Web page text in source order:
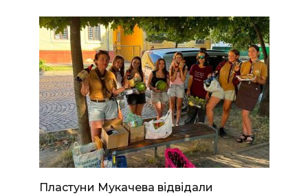
Пластуни Мукачева відвідали